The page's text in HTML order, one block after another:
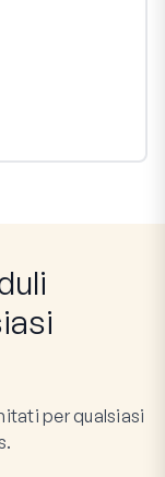
per qualsiasi